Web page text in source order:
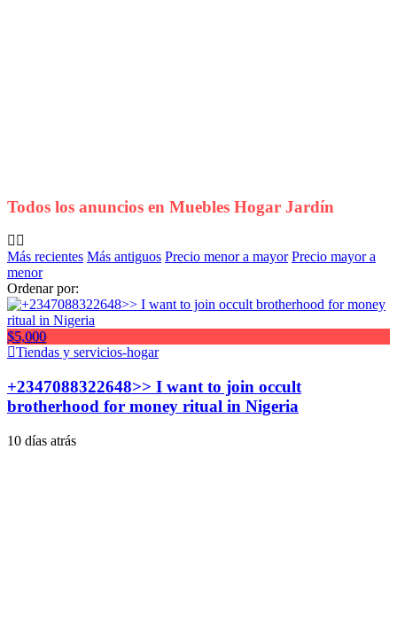
Todos los anuncios en Muebles Hogar Jardín
Más recientes Más antiguos Precio menor a mayor Precio mayor a
menor
Ordenar por:
$5,000
Tiendas y servicios-hogar
+2347088322648>> I want to join occult
brotherhood for money ritual in Nigeria
10 días atrás